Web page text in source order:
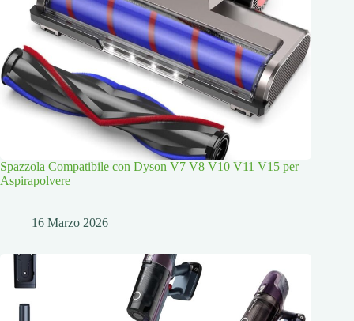
Spazzola Compatibile con Dyson V7 V8 V10 V11 V15 per
Aspirapolvere
16 Marzo 2026